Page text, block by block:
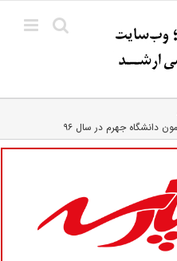
دانشگاه جهرم در سال ۹۶